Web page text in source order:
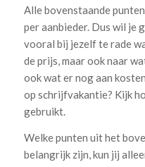
Alle bovenstaande
per aanbieder. Dus wil je
vooral bij jezelf te rade
de prijs, maar ook naar
ook wat er nog aan
op schrijfvakantie? Kijk
gebruikt.
Welke punten uit het
belangrijk zijn, kun jij